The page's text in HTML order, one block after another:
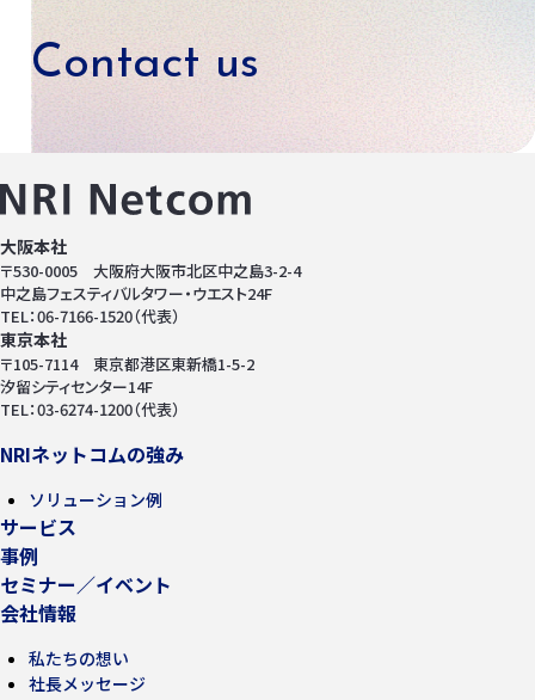
Contact us
大阪本社
〒530-0005 大阪府大阪市北区中之島3-2-4
中之島フェスティバルタワー・ウエスト24F
TEL：06-7166-1520（代表）
東京本社
〒105-7114 東京都港区東新橋1-5-2
汐留シティセンター14F
TEL：03-6274-1200（代表）
NRIネットコムの強み
ソリューション例
サービス
事例
セミナー／イベント
会社情報
私たちの想い
社長メッセージ